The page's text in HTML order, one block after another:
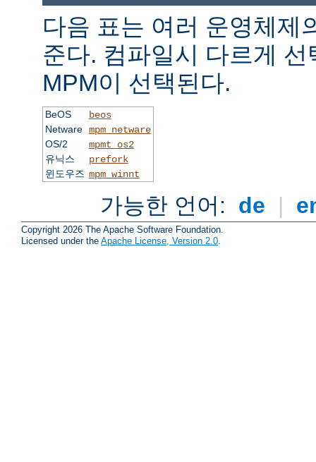
다음 표는 여러 운영체제
준다. 컴파일시 다르게
MPM이 선택된다.
BeOS
beos
Netware mpm_netware
OS/2
mpmt_os2
유닉스
prefork
윈도우즈 mpm_winnt
가능한 언어: de |
Copyright 2026 The Apache Software Foundation.
Licensed under the Apache License, Version 2.0